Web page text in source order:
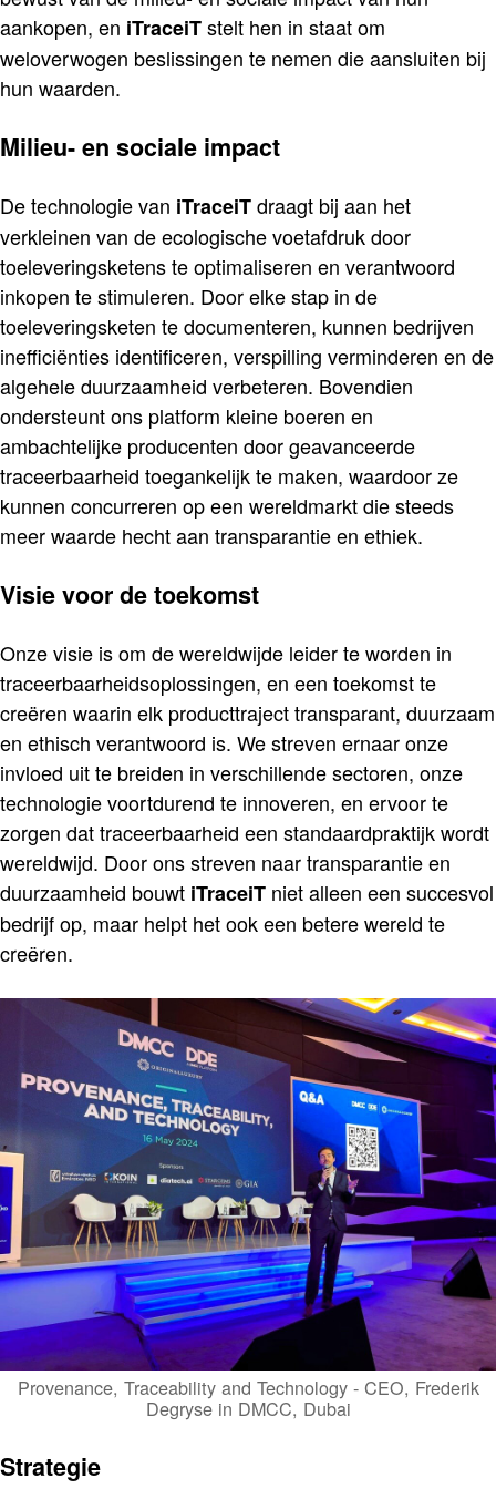
aankopen, en iTraceiTstelt hen in staat om
weloverwogen beslissingen te nemen die aansluiten bij
hun waarden.
Milieu- en sociale impact
De technologie van iTraceiTdraagt bij aan het
verkleinen van de ecologische voetafdruk door
toeleveringsketens te optimaliseren en verantwoord
inkopen te stimuleren. Door elke stap in de
toeleveringsketen te documenteren, kunnen bedrijven
inefficiënties identificeren, verspilling verminderen en de
algehele duurzaamheid verbeteren. Bovendien
ondersteunt ons platform kleine boeren en
ambachtelijke producenten door geavanceerde
traceerbaarheid toegankelijk te maken, waardoor ze
kunnen concurreren op een wereldmarkt die steeds
meer waarde hecht aan transparantie en ethiek.
Visie voor de toekomst
Onze visie is om de wereldwijde leider te worden in
traceerbaarheidsoplossingen, en een toekomst te
creëren waarin elk producttraject transparant, duurzaam
en ethisch verantwoord is. We streven ernaar onze
invloed uit te breiden in verschillende sectoren, onze
technologie voortdurend te innoveren, en ervoor te
zorgen dat traceerbaarheid een standaardpraktijk wordt
wereldwijd. Door ons streven naar transparantie en
duurzaamheid bouwt iTraceiT niet alleen een succesvol
bedrijf op, maar helpt het ook een betere wereld te
creëren.
Provenance, Traceability and Technology - CEO, Frederik
Degryse in DMCC, Dubai
Strategie